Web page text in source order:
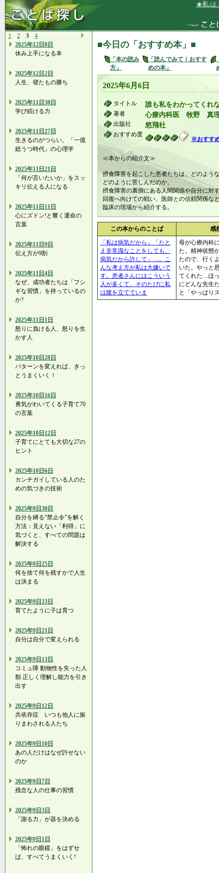
★私は、自
1 2 3
4
2025年12日8日
休み上手になる本
2025年12日2日
人生、寝たもの勝ち
2025年11日30日
学び続ける力
2025年11日27日
生きるのがつらい。「一億
総うつ時代」の心理学
2025年11日21日
「何が言いたいか」をスッ
キリ伝える人になる
2025年11日11日
心にズドン!と響く運命の
言葉
2025年11日9日
伝え方が9割
2025年11日4日
なぜ、成功者たちは「フシ
ギな習慣」を持っているの
か?
2025年11日1日
怒りに負ける人、怒りを生
かす人
2025年10日28日
パターンを変えれば、きっ
とうまくいく！
2025年10日16日
勇気がわいてくる子育て70
の言葉
2025年10日12日
子育てにとても大切な27の
ヒント
2025年10日6日
カンチガイしている人のた
めの気づきの技術
2025年9日30日
自分を縛る“禁止令”を解く
方法：見えない「利得」に
気づくと、すべての問題は
解決する
2025年9日25日
何を捨て何を残すかで人生
は決まる
2025年9日23日
育てたように子は育つ
2025年9日21日
自分は自分で変えられる
2025年9日13日
コミュ障 動物性を失った人
類 正しく理解し能力を引き
出す
2025年9日12日
共依存症 いつも他人に振
りまわされる人たち
2025年9日10日
あの人だけはなぜ許せない
のか
2025年9日7日
残念な人の仕事の習慣
2025年9日3日
「謝る力」が器を決める
2025年9日1日
「怖れの眼鏡」をはずせ
ば、すべてうまくいく!
■今日の「おすすめ本」■
「本の読み
方」
「読んでみて！おすす
めの本」
2025年6月6日
タイトル 誰も私をわかってくれ
著者 心療内科医 牧野 真
出版社 悠飛社
おすすめ度
※おすす
≪本からの紹介文≫
摂食障害を起こした患者たちは、どのよう
どのように苦しんだのか。
摂食障害の裏側にある人間関係や自分に対
回復へ向けての戦い、医師との信頼関係な
臨床の現場から紹介する。
この本からのことば
感
「私は病気だから」「たと
え非常識なことをしても、
病気だから許して」…。こ
んな考え方が私は大嫌いで
す。患者さんにはこういう
人が多くて、そのたびに私
は腹を立てていま
母が心療内科
た。精神状態
たので、行く
いた。やっと
てくれた…ほ
にどんな先生
と「やっぱり